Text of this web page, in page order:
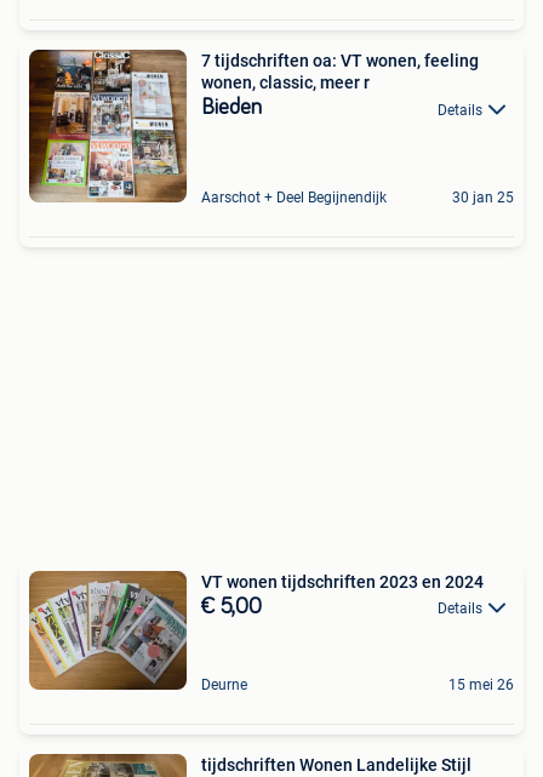
7 tijdschriften oa: VT wonen, feeling
wonen, classic, meer r
Bieden Details
Aarschot + Deel Begijnendijk 30 jan 25
VT wonen tijdschriften 2023 en 2024
€ 5,00 Details
Deurne 15 mei 26
tijdschriften Wonen Landelijke Stijl